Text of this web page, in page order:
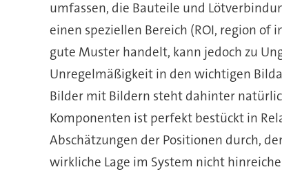
umfassen, die Bauteile und
einen speziellen Bereich (ROI, region of
gute Muster handelt, kann jedoch zu
Unregelmäßigkeit in den wichtigen
Bilder mit Bildern steht dahinter
Komponenten ist perfekt bestückt in
Abschätzungen der Positionen durch,
wirkliche Lage im System nicht